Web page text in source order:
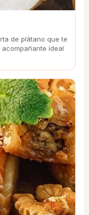
de plátano que te
ideal